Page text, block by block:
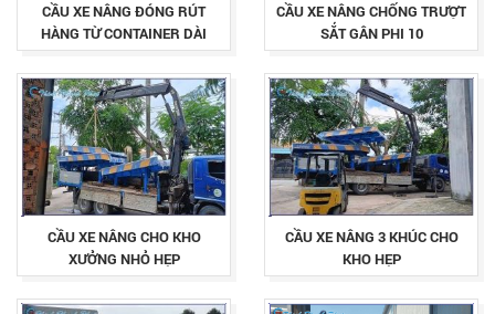
CẦU XE NÂNG ĐÓNG RÚT
HÀNG TỪ CONTAINER DÀI
12.5M
CẦU XE NÂNG CHỐNG TRƯỢT
SẮT GÂN PHI 10
CẦU XE NÂNG CHO KHO
XƯỞNG NHỎ HẸP
CẦU XE NÂNG 3 KHÚC CHO
KHO HẸP